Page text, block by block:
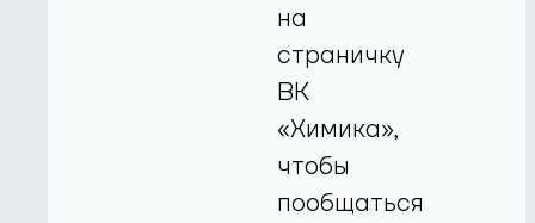
на
страничку
ВК
«Химика»,
чтобы
пообщаться